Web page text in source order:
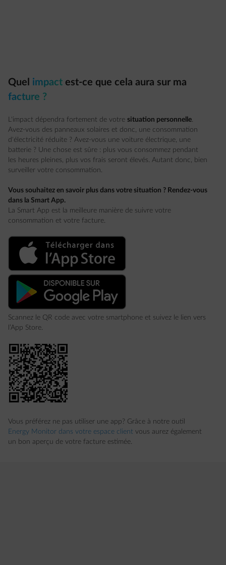
Quel impact est-ce que cela aura sur ma
facture ?
L'impact dépendra fortement de votre situation personnelle.
Avez-vous des panneaux solaires et donc, une consommation
d'électricité réduite ? Avez-vous une voiture électrique, une
batterie ? Une chose est sûre : plus vous consommez pendant
les heures pleines, plus vos frais seront élevés. Autant donc, bien
surveiller votre consommation.
Vous souhaitez en savoir plus dans votre situation ? Rendez-vous
dans la Smart App.
La Smart App est la meilleure manière de suivre votre
consommation et votre facture.
Scannez le QR code avec votre smartphone et suivez le lien vers
l’App Store.
Vous préférez ne pas utiliser une app? Grâce à notre outil
Energy Monitor dans votre espace client vous aurez également
un bon aperçu de votre facture estimée.